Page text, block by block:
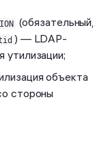
(обязательный,
) — LDAP-
объекта
стороны